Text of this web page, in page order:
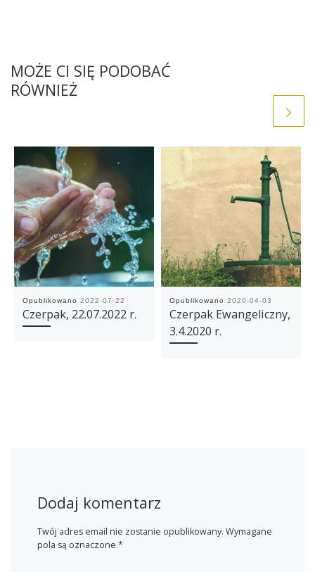
MOŻE CI SIĘ PODOBAĆ
RÓWNIEŻ
Opublikowano 2022-07-22
Czerpak, 22.07.2022 r.
Opublikowano 2020-04-03
Czerpak Ewangeliczny,
3.4.2020 r.
Dodaj komentarz
Twój adres email nie zostanie opublikowany. Wymagane
pola są oznaczone *